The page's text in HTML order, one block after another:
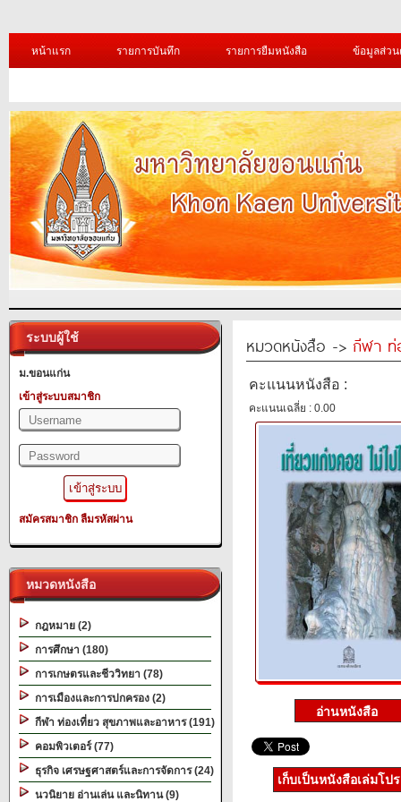
หน้าแรก รายการบันทึก รายการยืมหนังสือ ข้อมูลส่ว
ระบบผู้ใช้
ม.ขอนแก่น
เข้าสู่ระบบสมาชิก
สมัครสมาชิก ลืมรหัสผ่าน
หมวดหนังสือ
กฎหมาย (2)
การศึกษา (180)
การเกษตรและชีววิทยา (78)
การเมืองและการปกครอง (2)
กีฬา ท่องเที่ยว สุขภาพและอาหาร (191)
คอมพิวเตอร์ (77)
ธุรกิจ เศรษฐศาสตร์และการจัดการ (24)
นวนิยาย อ่านเล่น และนิทาน (9)
หมวดหนังสือ -> กีฬา ท่
คะแนนหนังสือ :
คะแนนเฉลี่ย : 0.00
เก็บเป็นหนังสือเล่มโป